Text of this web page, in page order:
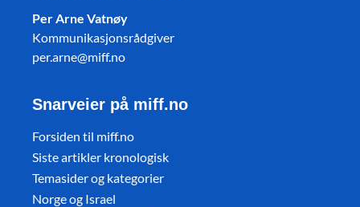
Per Arne Vatnøy
Kommunikasjonsrådgiver
per.arne@miff.no
Snarveier på miff.no
Forsiden til miff.no
Siste artikler kronologisk
Temasider og kategorier
Norge og Israel